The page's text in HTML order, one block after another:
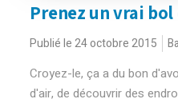
Prenez un vrai bol
Publié le 24 octobre 2015
Croyez-le, ça a du bon
d'air, de découvrir des